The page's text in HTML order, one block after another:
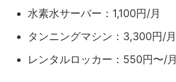
水素水サーバー：1,100円/月
タンニングマシン：3,300円/月
レンタルロッカー：550円〜/月